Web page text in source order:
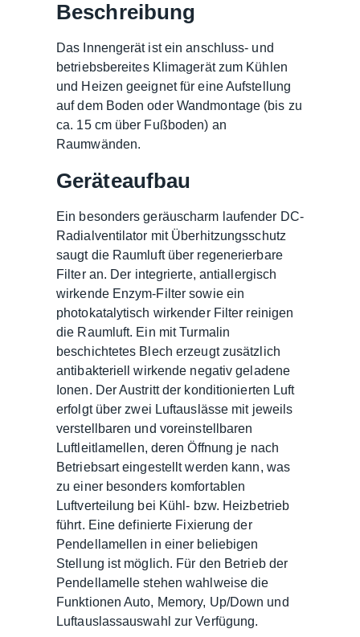
Beschreibung
Das Innengerät ist ein anschluss- und
betriebsbereites Klimagerät zum Kühlen
und Heizen geeignet für eine Aufstellung
auf dem Boden oder Wandmontage (bis zu
ca. 15 cm über Fußboden) an
Raumwänden.
Geräteaufbau
Ein besonders geräuscharm laufender DC-
Radialventilator mit Überhitzungsschutz
saugt die Raumluft über regenerierbare
Filter an. Der integrierte, antiallergisch
wirkende Enzym-Filter sowie ein
photokatalytisch wirkender Filter reinigen
die Raumluft. Ein mit Turmalin
beschichtetes Blech erzeugt zusätzlich
antibakteriell wirkende negativ geladene
Ionen. Der Austritt der konditionierten Luft
erfolgt über zwei Luftauslässe mit jeweils
verstellbaren und voreinstellbaren
Luftleitlamellen, deren Öffnung je nach
Betriebsart eingestellt werden kann, was
zu einer besonders komfortablen
Luftverteilung bei Kühl- bzw. Heizbetrieb
führt. Eine definierte Fixierung der
Pendellamellen in einer beliebigen
Stellung ist möglich. Für den Betrieb der
Pendellamelle stehen wahlweise die
Funktionen Auto, Memory, Up/Down und
Luftauslassauswahl zur Verfügung.